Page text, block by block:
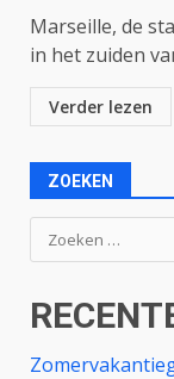
Marseille, de
in het zuiden
Verder lezen
ZOEKEN
Zoeken
naar: